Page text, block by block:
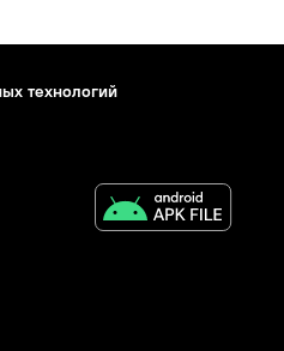
технологий